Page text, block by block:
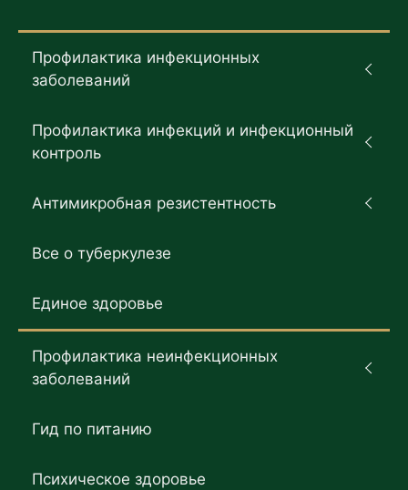
Профилактика инфекционных
заболеваний
Профилактика инфекций и инфекционный
контроль
Антимикробная резистентность
Все о туберкулезе
Единое здоровье
Профилактика неинфекционных
заболеваний
Гид по питанию
Психическое здоровье